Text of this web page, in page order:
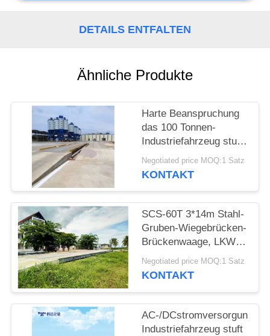
SITEMAP
PRIVACY
POLICY
DETAILS ENTFALTEN
Ähnliche Produkte
Harte Beanspruchung
das 100 Tonnen-
Industriefahrzeug stuft
Fahrzeug-Gewichts-
Maschine 220V/50HZ
Negotiated price MOQ:1 Satz
KONTAKT
SCS-60T 3*14m Stahl-
Gruben-Wiegebrücken-
Brückenwaage, LKW-
Gewichts-Skala-Stall
Negotiated price MOQ:1 Satz
KONTAKT
AC-/DCstromversorgungs-
Industriefahrzeug stuft